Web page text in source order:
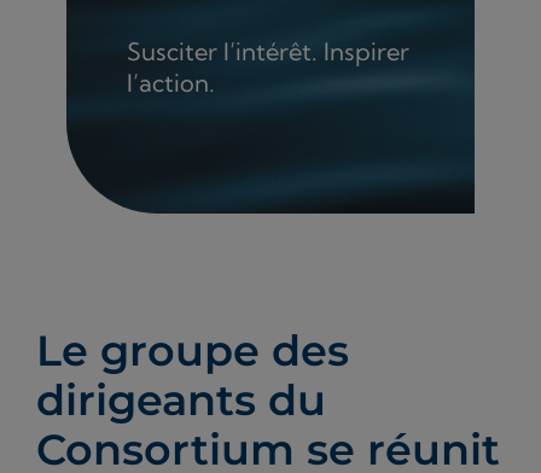
Susciter l’intérêt. Inspirer
l’action.
Le groupe des
dirigeants du
Consortium se réunit